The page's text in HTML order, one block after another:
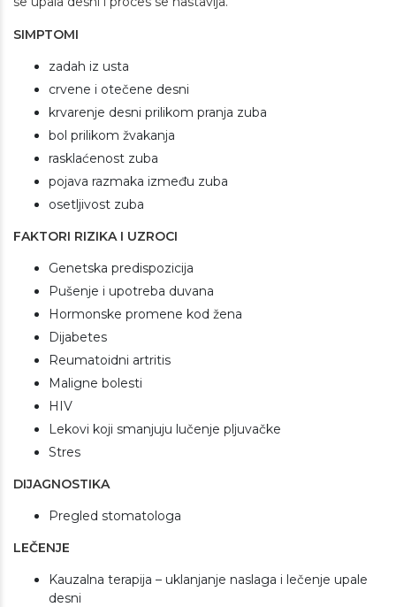
SIMPTOMI
zadah iz usta
crvene i otečene desni
krvarenje desni prilikom pranja zuba
bol prilikom žvakanja
rasklaćenost zuba
pojava razmaka između zuba
osetljivost zuba
FAKTORI RIZIKA I UZROCI
Genetska predispozicija
Pušenje i upotreba duvana
Hormonske promene kod žena
Dijabetes
Reumatoidni artritis
Maligne bolesti
HIV
Lekovi koji smanjuju lučenje pljuvačke
Stres
DIJAGNOSTIKA
Pregled stomatologa
LEČENJE
Kauzalna terapija – uklanjanje naslaga i lečenje upale
desni